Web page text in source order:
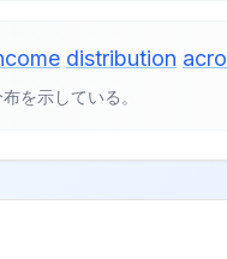
distribution
を示している。